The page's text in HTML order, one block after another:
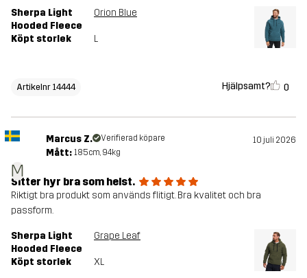
Sherpa Light
Hooded Fleece
Orion Blue
Köpt storlek L
Artikelnr 14444 Hjälpsamt? 0
M
Marcus Z. Verifierad köpare 10 juli 2026
Mått: 185cm, 94kg
Sitter hyr bra som helst.
Riktigt bra produkt som används flitigt. Bra kvalitet och bra
passform.
Sherpa Light
Hooded Fleece
Grape Leaf
Köpt storlek XL